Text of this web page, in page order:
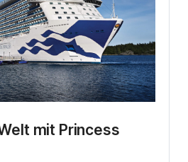
mit Princess